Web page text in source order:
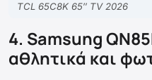
TCL 65C8K 65″ TV 2026
4. Samsung
αθλητικά και